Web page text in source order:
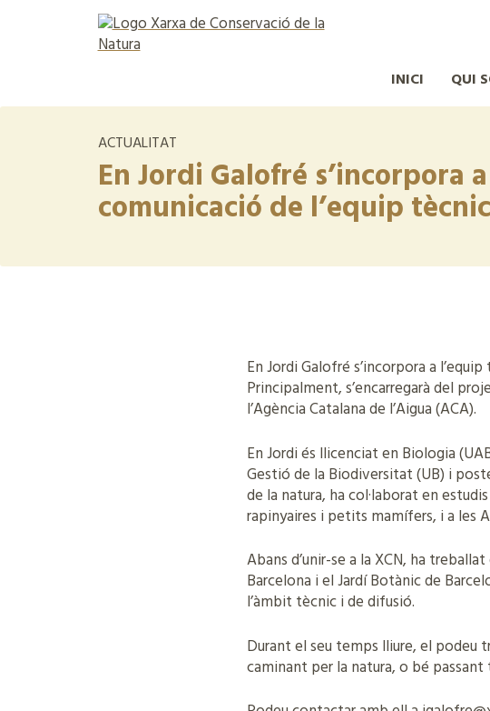
INICI QUI
ACTUALITAT
En Jordi Galofré s’incorpora
comunicació de l’equip
En Jordi Galofré s’incorpora a
Principalment, s’encarregarà del
l’Agència Catalana de l’Aigua (ACA).
En Jordi és llicenciat en Biologia
Gestió de la Biodiversitat (UB) i
de la natura, ha col·laborat en
rapinyaires i petits mamífers, i a les
Abans d’unir-se a la XCN, ha
Barcelona i el Jardí Botànic de
l’àmbit tècnic i de difusió.
Durant el seu temps lliure, el podeu
caminant per la natura, o bé